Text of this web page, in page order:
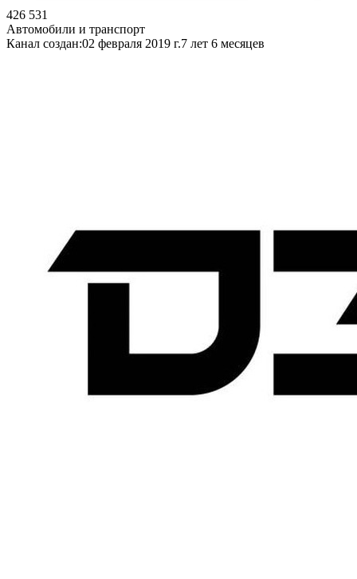
426 531
Автомобили и транспорт
Канал создан:02 февраля 2019 г.7 лет 6 месяцев